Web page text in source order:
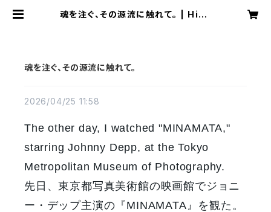
魂を注ぐ、その源流に触れて。 | Hina
魂を注ぐ、その源流に触れて。
2026/04/25 11:58
The other day, I watched "MINAMATA,"
starring Johnny Depp, at the Tokyo
Metropolitan Museum of Photography.
先日、東京都写真美術館の映画館でジョニ
ー・デップ主演の『MINAMATA』を観た。